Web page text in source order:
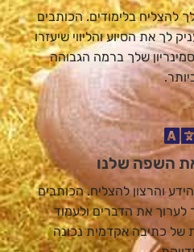
להצליח בלימודים. הכותבים
לך את הסיוע והליווי שיעזרו
שלך ברמה הגבוהה
השפה שלנו
והרצון להצליח. הכותבים
לערוך את הדברים ולעמוד
של כתיבה אקדמית נכונה